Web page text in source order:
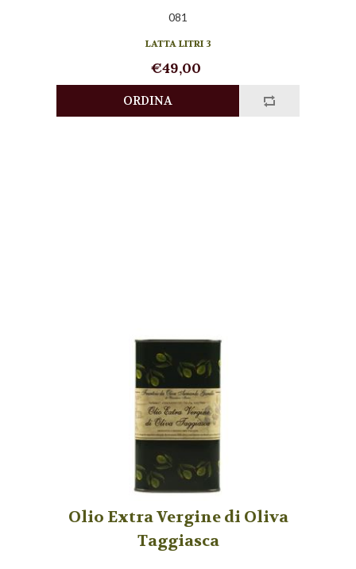
081
LATTA LITRI 3
€49,00
Olio Extra Vergine di Oliva
Taggiasca